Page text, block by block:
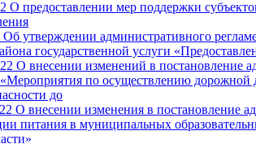
О предоставлении мер поддержки
утверждении административного
государственной услуги
О внесении изменений в постановление
по осуществлению дорожной
до
О внесении изменения в постановление
питания в муниципальных